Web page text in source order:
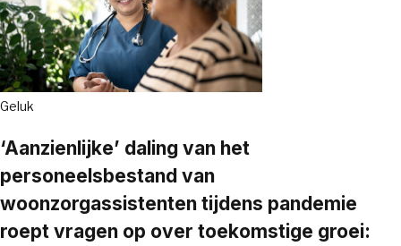
Geluk
‘Aanzienlijke’ daling van het
personeelsbestand van
woonzorgassistenten tijdens pandemie
roept vragen op over toekomstige groei: